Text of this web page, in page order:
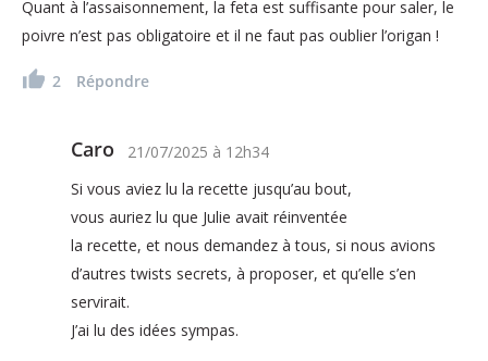
Quant à l’assaisonnement, la feta est suffisante pour saler, le
poivre n’est pas obligatoire et il ne faut pas oublier l’origan !
2 Répondre
Caro 21/07/2025 à 12h34
Si vous aviez lu la recette jusqu’au bout,
vous auriez lu que Julie avait réinventée
la recette, et nous demandez à tous, si nous avions
d’autres twists secrets, à proposer, et qu’elle s’en
servirait.
J’ai lu des idées sympas.